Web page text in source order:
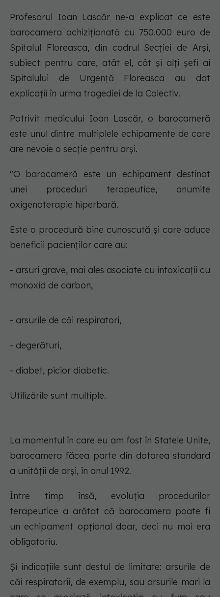
Profesorul Ioan Lascăr ne-a explicat ce este
barocamera achiziţionată cu 750.000 euro de
Spitalul Floreasca, din cadrul Secției de Arși,
subiect pentru care, atât el, cât și alți șefi ai
Spitalului de Urgență Floreasca au dat
explicații în urma tragediei de la Colectiv.
Potrivit medicului Ioan Lascăr, o barocameră
este unul dintre multiplele echipamente de care
are nevoie o secție pentru arși.
"O barocameră este un echipament destinat
unei proceduri terapeutice, anumite
oxigenoterapie hiperbară.
Este o procedură bine cunoscută și care aduce
beneficii pacienților care au:
- arsuri grave, mai ales asociate cu intoxicații cu
monoxid de carbon,
- arsurile de căi respiratori,
- degerături,
- diabet, picior diabetic.
Utilizările sunt multiple.
La momentul în care eu am fost în Statele Unite,
barocamera făcea parte din dotarea standard
a unității de arși, în anul 1992.
Între timp însă, evoluția procedurilor
terapeutice a arătat că barocamera poate fi
un echipament opțional doar, deci nu mai era
obligatoriu.
Și indicațiile sunt destul de limitate: arsurile de
căi respiratorii, de exemplu, sau arsurile mari la